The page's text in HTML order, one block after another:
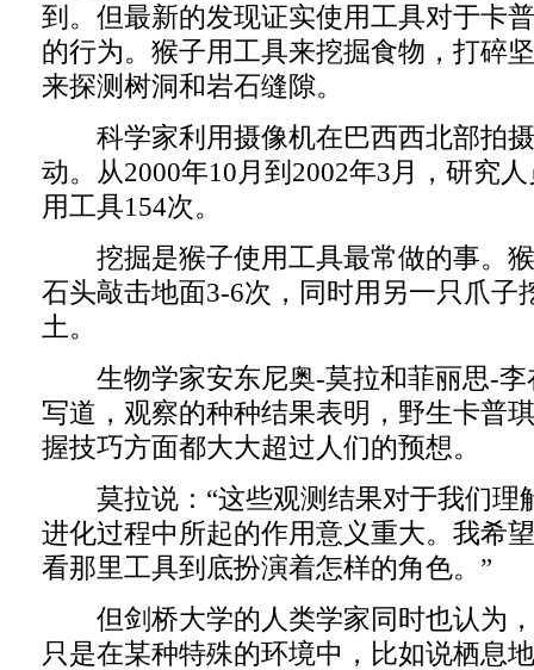
到。但最新的发现证实使用工具对于卡
的行为。猴子用工具来挖掘食物，打碎
来探测树洞和岩石缝隙。
科学家利用摄像机在巴西西北部拍摄
动。从2000年10月到2002年3月，研究
用工具154次。
挖掘是猴子使用工具最常做的事。猴
石头敲击地面3-6次，同时用另一只爪子
土。
生物学家安东尼奥-莫拉和菲丽思-李
写道，观察的种种结果表明，野生卡普
握技巧方面都大大超过人们的预想。
莫拉说：“这些观测结果对于我们理
进化过程中所起的作用意义重大。我希
看那里工具到底扮演着怎样的角色。”
但剑桥大学的人类学家同时也认为，
只是在某种特殊的环境中，比如说栖息